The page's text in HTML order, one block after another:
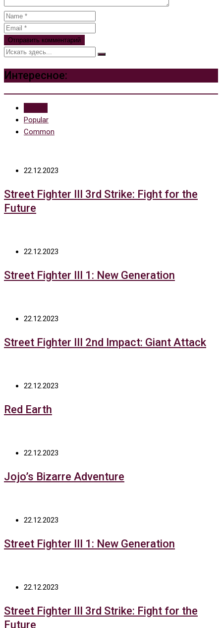
Интересное:
Popular
Common
22.12.2023
Street Fighter III 3rd Strike: Fight for the
Future
22.12.2023
Street Fighter III 1: New Generation
22.12.2023
Street Fighter III 2nd Impact: Giant Attack
22.12.2023
Red Earth
22.12.2023
Jojo’s Bizarre Adventure
22.12.2023
Street Fighter III 1: New Generation
22.12.2023
Street Fighter III 3rd Strike: Fight for the
Future